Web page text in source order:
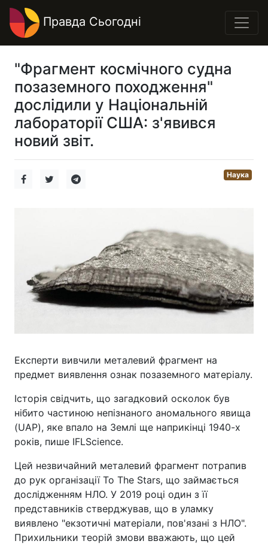
Правда Сьогодні
"Фрагмент космічного судна
позаземного походження"
дослідили у Національній
лабораторії США: з'явився
новий звіт.
Наука
Експерти вивчили металевий фрагмент на
предмет виявлення ознак позаземного матеріалу.
Історія свідчить, що загадковий осколок був
нібито частиною непізнаного аномального явища
(UAP), яке впало на Землі ще наприкінці 1940-х
років, пише IFLScience.
Цей незвичайний металевий фрагмент потрапив
до рук організації To The Stars, що займається
дослідженням НЛО. У 2019 році один з її
представників стверджував, що в уламку
виявлено "екзотичні матеріали, пов'язані з НЛО".
Прихильники теорій змови вважають, що цей